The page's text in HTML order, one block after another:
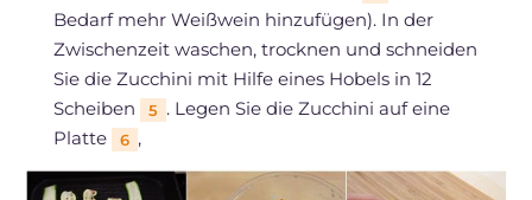
Bedarf mehr Weißwein hinzufügen). In der
Zwischenzeit waschen, trocknen und schneiden
Sie die Zucchini mit Hilfe eines Hobels in 12
Scheiben
5 . Legen Sie die Zucchini auf eine
Platte
6 ,